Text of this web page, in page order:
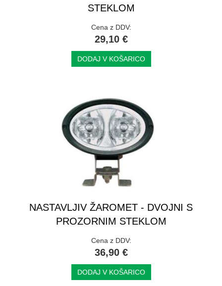
STEKLOM
Cena z DDV:
29,10 €
DODAJ V KOŠARICO
NASTAVLJIV ŽAROMET - DVOJNI S
PROZORNIM STEKLOM
Cena z DDV:
36,90 €
DODAJ V KOŠARICO